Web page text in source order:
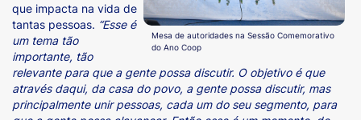
Mesa de autoridades na Sessão Comemorativo
do Ano Coop
que impacta na vida de
tantas pessoas. “Esse é
um tema tão
importante, tão
relevante para que a gente possa discutir. O objetivo é que
através daqui, da casa do povo, a gente possa discutir, mas
principalmente unir pessoas, cada um do seu segmento, para